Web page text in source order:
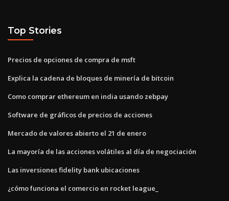
Top Stories
Precios de opciones de compra de msft
Explica la cadena de bloques de minería de bitcoin
Como comprar ethereum en india usando zebpay
Software de gráficos de precios de acciones
Mercado de valores abierto el 21 de enero
La mayoría de las acciones volátiles al día de negociación
Las inversiones fidelity bank ubicaciones
¿cómo funciona el comercio en rocket league_